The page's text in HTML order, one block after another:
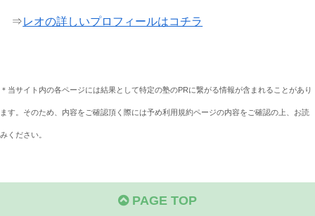
⇒レオの詳しいプロフィールはコチラ
＊当サイト内の各ページには結果として特定の塾のPRに繋がる情報が含まれることがあり
ます。そのため、内容をご確認頂く際には予め利用規約ページの内容をご確認の上、お読
みください。
PAGE TOP